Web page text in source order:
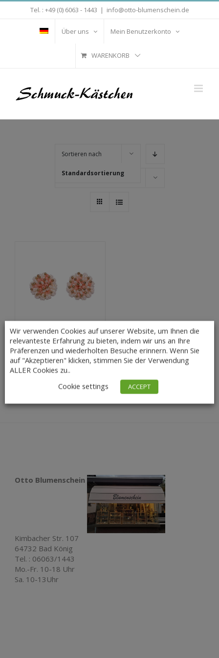
Zum
Tel. : +49 (0) 6063 - 1443 | info@otto-blumenschein.de
Über uns Mein Benutzerkonto
WARENKORB
Sortieren nach
Standardsortierung
Zeige16 Produkte
Rosa Korallen Ohrclip
mit Süßwas...
28,00€ Lieferzeit: 3 – 5
Tage
Otto Blumenschein
Kimbacher Str. 107
64732 Bad König
Tel. : 06063/1443
Mo.-Fr. 10-18 Uhr
Sa. 10-13Uhr
Wir verwenden Cookies auf unserer Website, um Ihnen die
relevanteste Erfahrung zu bieten, indem wir uns an Ihre
Präferenzen und wiederholten Besuche erinnern. Wenn Sie
auf "Akzeptieren" klicken, stimmen Sie der Verwendung
ALLER Cookies zu..
Cookie settings
ACCEPT